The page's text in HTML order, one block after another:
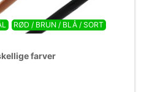
RØD / BRUN / BLÅ / SORT
farver